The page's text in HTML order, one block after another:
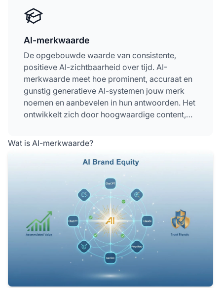
AI-merkwaarde
De opgebouwde waarde van consistente,
positieve AI-zichtbaarheid over tijd. AI-
merkwaarde meet hoe prominent, accuraat en
gunstig generatieve AI-systemen jouw merk
noemen en aanbevelen in hun antwoorden. Het
ontwikkelt zich door hoogwaardige content,
prestaties, die AI-systemen trainen om jouw
herkennen. In tegenstelling tot traditionele
merkwaarde beïnvloedt AI-merkwaarde
specifiek de klantperceptie via AI-
tussenpersonen zoals ChatGPT, Gemini,
Claude en Perplexity.
Wat is AI-merkwaarde?